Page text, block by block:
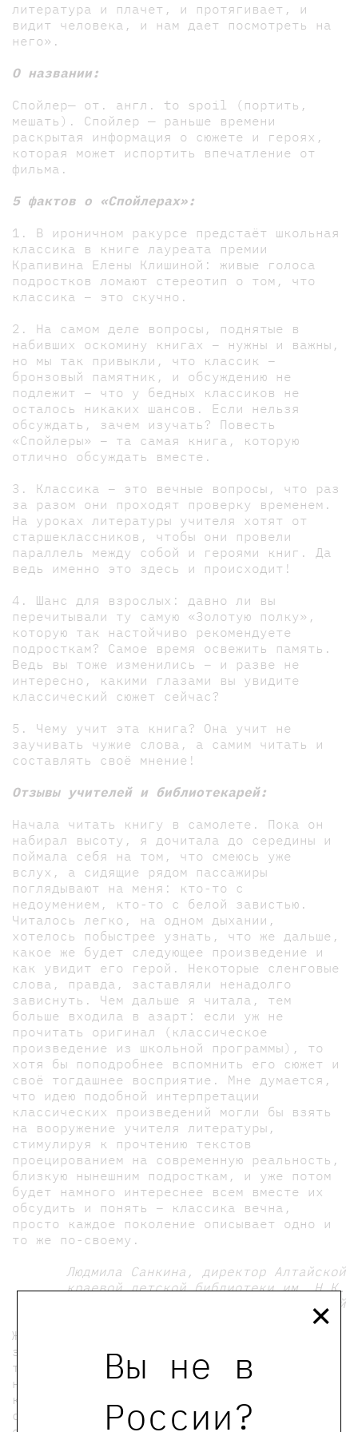
Вы не в
России?
×
литература и плачет, и протягивает, и
видит человека, и нам дает посмотреть на
него».
О названии:
Спойлер— от. англ. to spoil (портить,
мешать). Спойлер — раньше времени
раскрытая информация о сюжете и героях,
которая может испортить впечатление от
фильма.
5 фактов о «Спойлерах»:
1. В ироничном ракурсе предстаёт школьная
классика в книге лауреата премии
Крапивина Елены Клишиной: живые голоса
подростков ломают стереотип о том, что
классика – это скучно.
2. На самом деле вопросы, поднятые в
набивших оскомину книгах – нужны и важны,
но мы так привыкли, что классик –
бронзовый памятник, и обсуждению не
подлежит – что у бедных классиков не
осталось никаких шансов. Если нельзя
обсуждать, зачем изучать? Повесть
«Спойлеры» – та самая книга, которую
отлично обсуждать вместе.
3. Классика – это вечные вопросы, что раз
за разом они проходят проверку временем.
На уроках литературы учителя хотят от
старшеклассников, чтобы они провели
параллель между собой и героями книг. Да
ведь именно это здесь и происходит!
4. Шанс для взрослых: давно ли вы
перечитывали ту самую «Золотую полку»,
которую так настойчиво рекомендуете
подросткам? Самое время освежить память.
Ведь вы тоже изменились – и разве не
интересно, какими глазами вы увидите
классический сюжет сейчас?
5. Чему учит эта книга? Она учит не
заучивать чужие слова, а самим читать и
составлять своё мнение!
Отзывы учителей и библиотекарей:
Начала читать книгу в самолете. Пока он
набирал высоту, я дочитала до середины и
поймала себя на том, что смеюсь уже
вслух, а сидящие рядом пассажиры
поглядывают на меня: кто-то с
недоумением, кто-то с белой завистью.
Читалось легко, на одном дыхании,
хотелось побыстрее узнать, что же дальше,
какое же будет следующее произведение и
как увидит его герой. Некоторые сленговые
слова, правда, заставляли ненадолго
зависнуть. Чем дальше я читала, тем
больше входила в азарт: если уж не
прочитать оригинал (классическое
произведение из школьной программы), то
хотя бы поподробнее вспомнить его сюжет и
своё тогдашнее восприятие. Мне думается,
что идею подобной интерпретации
классических произведений могли бы взять
на вооружение учителя литературы,
стимулируя к прочтению текстов
проецированием на современную реальность,
близкую нынешним подросткам, и уже потом
будет намного интереснее всем вместе их
обсудить и понять – классика вечна,
просто каждое поколение описывает одно и
то же по-своему.
Людмила Санкина, директор Алтайской
краевой детской библиотеки им. Н.К.
Крупской
Жизнь человека XXI века подчиняется
законам экшена: увеличиваются скорости,
требуется постоянная концентрация,
невозможно прожить без умений выходить из
кризисных ситуаций и справляться со
стрессами. Все труднее ответить на вопрос